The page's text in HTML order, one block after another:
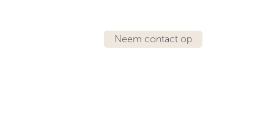
Neem contact op